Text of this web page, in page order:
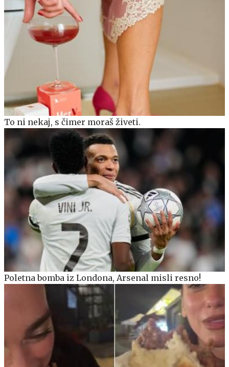
To ni nekaj, s čimer moraš živeti.
Poletna bomba iz Londona, Arsenal misli resno!